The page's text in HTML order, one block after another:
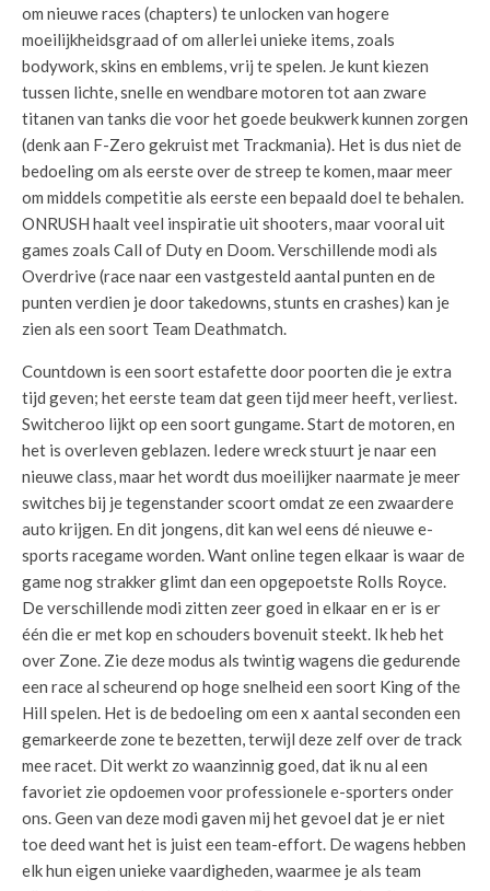
om nieuwe races (chapters) te unlocken van hogere
moeilijkheidsgraad of om allerlei unieke items, zoals
bodywork, skins en emblems, vrij te spelen. Je kunt kiezen
tussen lichte, snelle en wendbare motoren tot aan zware
titanen van tanks die voor het goede beukwerk kunnen zorgen
(denk aan F-Zero gekruist met Trackmania). Het is dus niet de
bedoeling om als eerste over de streep te komen, maar meer
om middels competitie als eerste een bepaald doel te behalen.
ONRUSH haalt veel inspiratie uit shooters, maar vooral uit
games zoals Call of Duty en Doom. Verschillende modi als
Overdrive (race naar een vastgesteld aantal punten en de
punten verdien je door takedowns, stunts en crashes) kan je
zien als een soort Team Deathmatch.
Countdown is een soort estafette door poorten die je extra
tijd geven; het eerste team dat geen tijd meer heeft, verliest.
Switcheroo lijkt op een soort gungame. Start de motoren, en
het is overleven geblazen. Iedere wreck stuurt je naar een
nieuwe class, maar het wordt dus moeilijker naarmate je meer
switches bij je tegenstander scoort omdat ze een zwaardere
auto krijgen. En dit jongens, dit kan wel eens dé nieuwe e-
sports racegame worden. Want online tegen elkaar is waar de
game nog strakker glimt dan een opgepoetste Rolls Royce.
De verschillende modi zitten zeer goed in elkaar en er is er
één die er met kop en schouders bovenuit steekt. Ik heb het
over Zone. Zie deze modus als twintig wagens die gedurende
een race al scheurend op hoge snelheid een soort King of the
Hill spelen. Het is de bedoeling om een x aantal seconden een
gemarkeerde zone te bezetten, terwijl deze zelf over de track
mee racet. Dit werkt zo waanzinnig goed, dat ik nu al een
favoriet zie opdoemen voor professionele e-sporters onder
ons. Geen van deze modi gaven mij het gevoel dat je er niet
toe deed want het is juist een team-effort. De wagens hebben
elk hun eigen unieke vaardigheden, waarmee je als team